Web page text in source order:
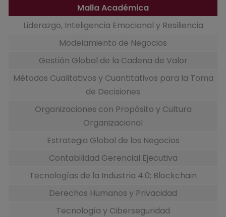
Malla Académica
Liderazgo, Inteligencia Emocional y Resiliencia
Modelamiento de Negocios
Gestión Global de la Cadena de Valor
Métodos Cualitativos y Cuantitativos para la Toma
de Decisiones
Organizaciones con Propósito y Cultura
Organizacional
Estrategia Global de los Negocios
Contabilidad Gerencial Ejecutiva
Tecnologías de la Industria 4.0; Blockchain
Derechos Humanos y Privacidad
Tecnología y Ciberseguridad